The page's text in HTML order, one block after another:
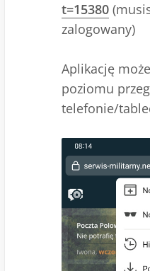
t=15380
zalogowany)
Aplikację
poziomu
telefonie/